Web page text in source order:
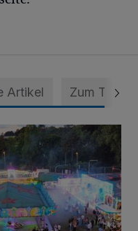
Artikel Zum Thema